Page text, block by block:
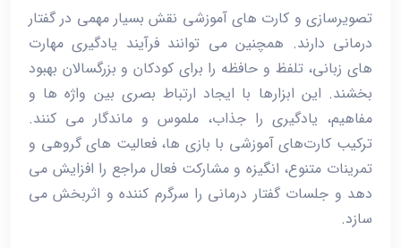
تصویرسازی و کارت‌ های آموزشی نقش بسیار مهمی در گفتار
درمانی دارند. همچنین می ‌توانند فرآیند یادگیری مهارت
‌های زبانی، تلفظ و حافظه را برای کودکان و بزرگسالان بهبود
بخشند. این ابزارها با ایجاد ارتباط بصری بین واژه‌ ها و
مفاهیم، یادگیری را جذاب، ملموس و ماندگار می ‌کنند.
ترکیب کارت‌های آموزشی با بازی‌ ها، فعالیت ‌های گروهی و
تمرینات متنوع، انگیزه و مشارکت فعال مراجع را افزایش می‌
دهد و جلسات گفتار درمانی را سرگرم‌ کننده و اثربخش می‌
سازد.